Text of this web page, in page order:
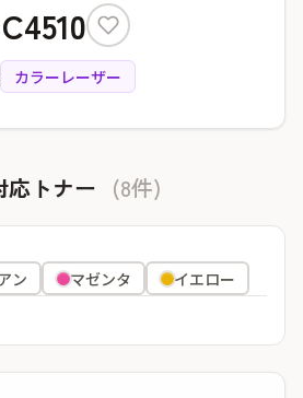
カラーレーザー
応トナー (8件)
ン マゼンタ
イエロー